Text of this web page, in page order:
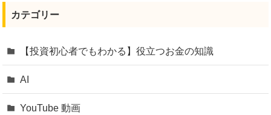
カテゴリー
【投資初心者でもわかる】役立つお金の知識
AI
YouTube 動画